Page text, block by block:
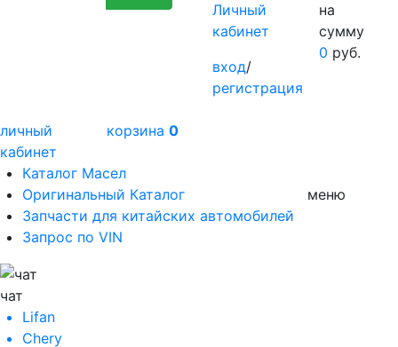
Личный
кабинет
вход/
регистрация
на
сумму
0 руб.
личный
кабинет
корзина 0
Каталог Масел
Оригинальный Каталог
Запчасти для китайских автомобилей
Запрос по VIN
меню
чат
Lifan
Chery